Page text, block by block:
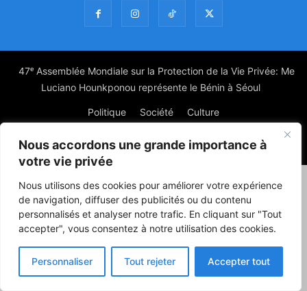
Nous accordons une grande importance à
votre vie privée
Nous utilisons des cookies pour améliorer votre expérience
de navigation, diffuser des publicités ou du contenu
personnalisés et analyser notre trafic. En cliquant sur "Tout
accepter", vous consentez à notre utilisation des cookies.
Personnaliser Tout rejeter Accepter tout
47ᵉ Assemblée Mondiale sur la Protection de la Vie Privée: Me
Luciano Hounkponou représente le Bénin à Séoul
Politique Société Culture
© Powered by digitXplus Francophone